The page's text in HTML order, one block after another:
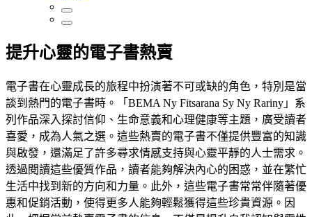
提升心靈的電子書熱賣
電子書在心靈成長的旅程中扮演著不可或缺的角色，特別是當
談到熱門的電子書時。「BEMA Ny Fitsarana Sy Ny Rariny」系
列作品深入探討信仰、生命意義和心理健康等主題，廣受讀者
喜愛，成為人氣之選。這些熱賣的電子書不僅提供豐富的知識
與啟發，還滿足了許多尋求情感支持與心靈平靜的人士需求。
透過閱讀這些優質作品，讀者能夠解決內心的困惑，並在繁忙
生活中找到新的方向和力量。此外，這些電子書常常伴隨著優
惠和促銷活動，使得更多人能夠輕鬆獲得這些珍貴資源。因